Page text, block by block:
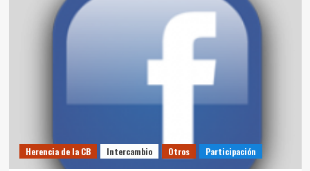
Herencia de la CB Intercambio Otros Participación